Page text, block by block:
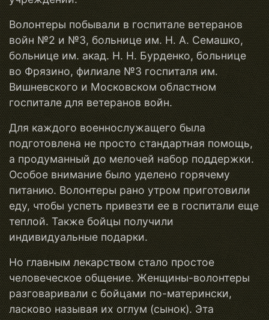
Волонтеры побывали в госпитале ветеранов
войн №2 и №3, больнице им. Н. А. Семашко,
больнице им. акад. Н. Н. Бурденко, больнице
во Фрязино, филиале №3 госпиталя им.
Вишневского и Московском областном
госпитале для ветеранов войн.
Для каждого военнослужащего была
подготовлена не просто стандартная помощь,
а продуманный до мелочей набор поддержки.
Особое внимание было уделено горячему
питанию. Волонтеры рано утром приготовили
еду, чтобы успеть привезти ее в госпитали еще
теплой. Также бойцы получили
индивидуальные подарки.
Но главным лекарством стало простое
человеческое общение. Женщины-волонтеры
разговаривали с бойцами по-матерински,
ласково называя их оглум (сынок). Эта